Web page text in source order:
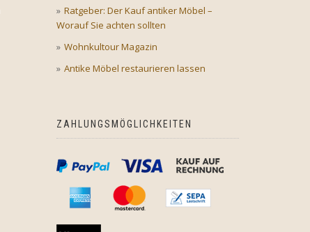
Ratgeber: Der Kauf antiker Möbel –
Worauf Sie achten sollten
Wohnkultour Magazin
Antike Möbel restaurieren lassen
ZAHLUNGSMÖGLICHKEITEN